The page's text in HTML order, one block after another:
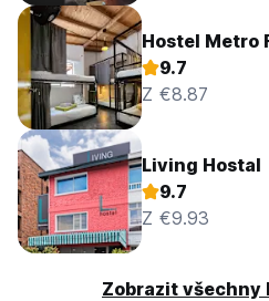
Hostel Metro
9.7
Z €8.87
Living Hostal
9.7
Z €9.93
Zobrazit všechny